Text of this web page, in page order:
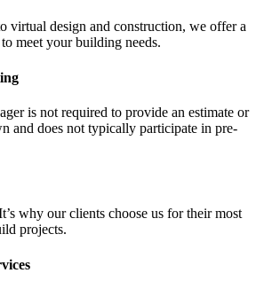
virtual design and construction, we offer a
meet your building needs.
is not required to provide an estimate or
and does not typically participate in pre-
why our clients choose us for their most
projects.